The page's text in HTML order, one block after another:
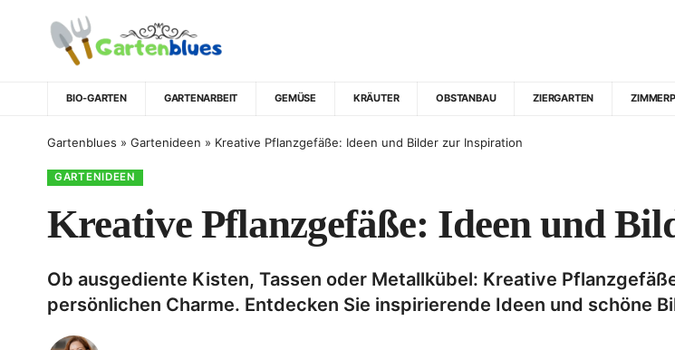
BIO-GARTEN GARTENARBEIT GEMÜSE KRÄUTER OBSTANBAU ZIERGARTEN
Gartenblues » Gartenideen » Kreative Pflanzgefäße: Ideen und Bilder zur Inspiration
GARTENIDEEN
Kreative Pflanzgefäße: Ideen und
Ob ausgediente Kisten, Tassen oder Metallkübel: Kreative
persönlichen Charme. Entdecken Sie inspirierende Ideen und schöne